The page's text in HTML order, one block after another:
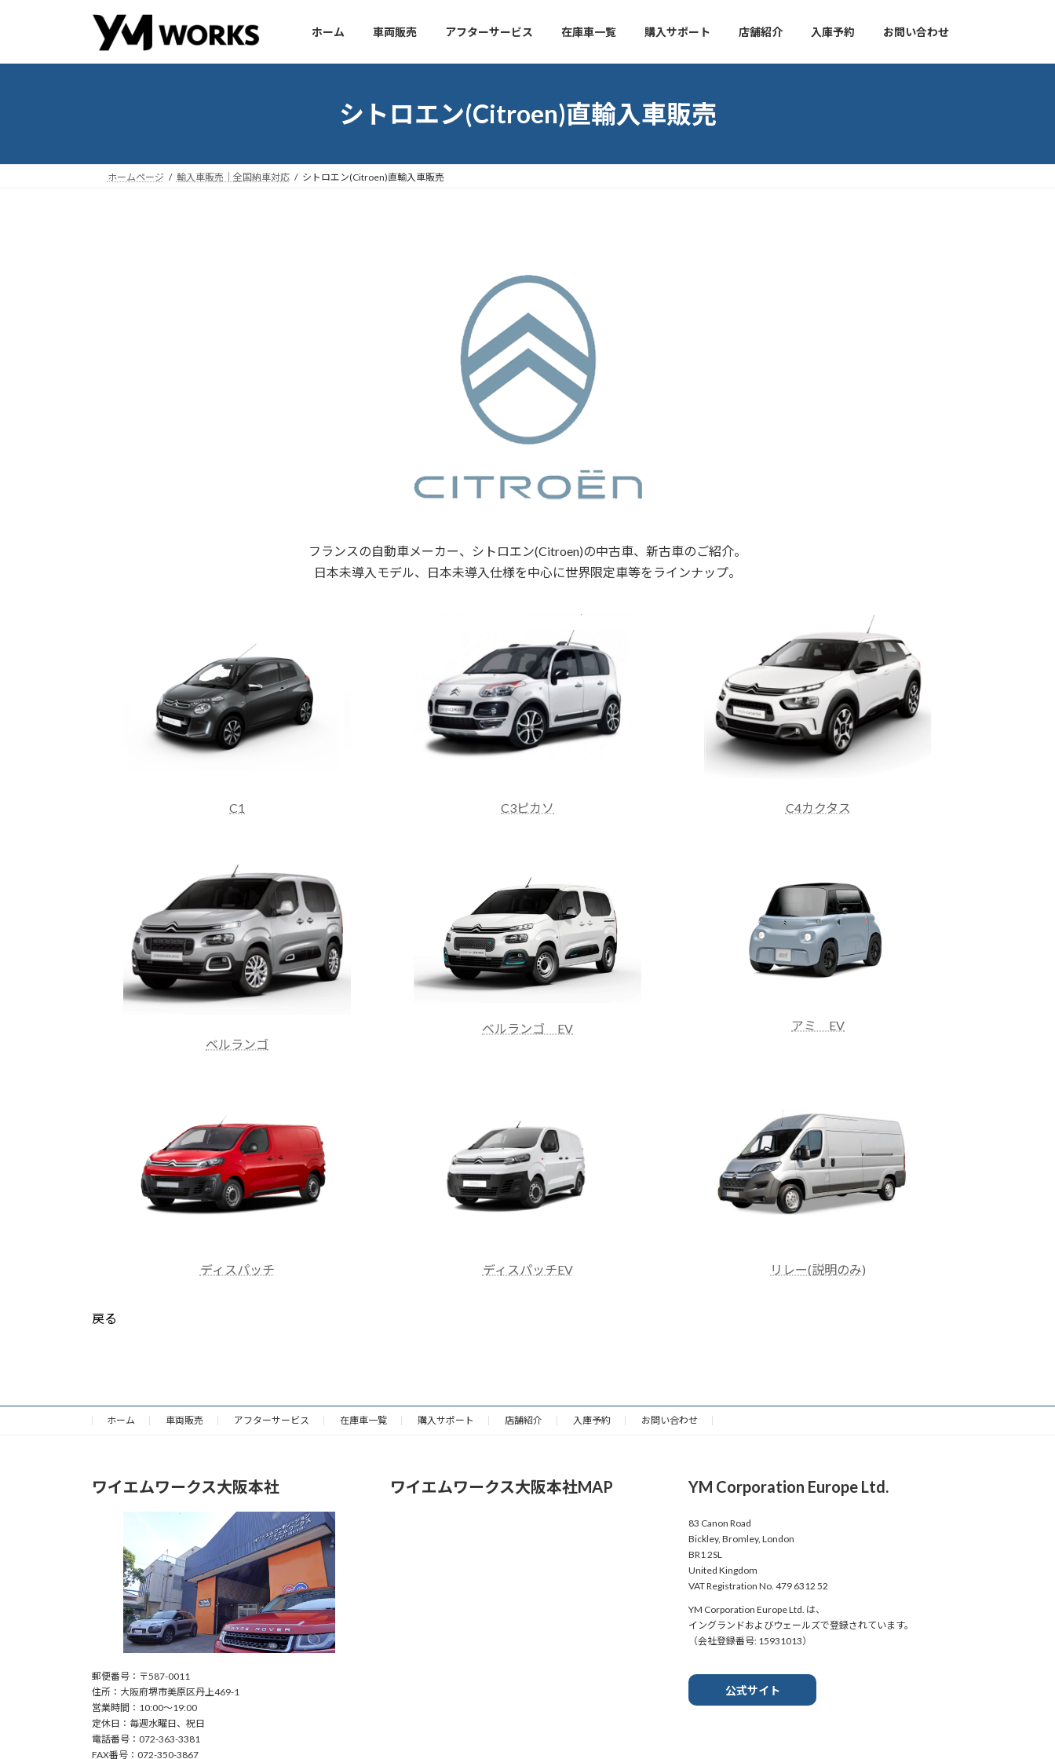
ン
ー
ホーム 車両販売 アフターサービス 在庫車一覧 購入サポート 店舗紹介 入庫予約 お問い合わせ
シトロエン(Citroen)直輸入車販売
ホームページ 輸入車販売｜全国納車対応 シトロエン(Citroen)直輸入車販売
フランスの自動車メーカー、シトロエン(Citroen)の中古車、新古車のご紹介。
日本未導入モデル、日本未導入仕様を中心に世界限定車等をラインナップ。
C1 C3ピカソ C4カクタス
ベルランゴ
ベルランゴ EV アミ EV
ディスパッチ ディスパッチEV リレー(説明のみ)
戻る
ホーム 車両販売 アフターサービス 在庫車一覧 購入サポート 店舗紹介 入庫予約 お問い合わせ
ワイエムワークス大阪本社
郵便番号：〒587-0011
住所：大阪府堺市美原区丹上469-1
営業時間：10:00〜19:00
定休日：毎週水曜日、祝日
電話番号：072-363-3381
FAX番号：072-350-3867
ワイエムワークス大阪本社MAP YM Corporation Europe Ltd.
83 Canon Road
Bickley, Bromley, London
BR1 2SL
United Kingdom
VAT Registration No. 479 6312 52
YM Corporation Europe Ltd. は、
イングランドおよびウェールズで登録されています。
（会社登録番号: 15931013）
公式サイト